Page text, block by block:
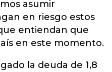
asumir
en riesgo estos
entiendan que
en este momento.
la deuda de 1,8